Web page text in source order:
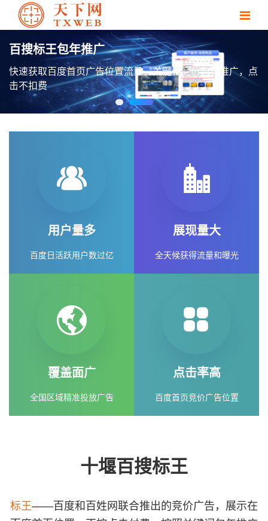
用户量多
百度日活跃用户数过亿
展现量大
全天候获得流量和曝光
覆盖面广
全国区域精准投放广告
点击率高
百度首页竞价广告位置
十堰百搜标王
标王——百度和百姓网联合推出的竞价广告，展示在